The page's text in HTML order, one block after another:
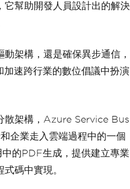
它幫助開發人員設計出的解決
架構，還是確保異步通信，
速跨行業的數位倡議中扮演
散架構，Azure Service Bus
企業走入雲端過程中的一個
的PDF生成，提供建立專業
碼中實現。